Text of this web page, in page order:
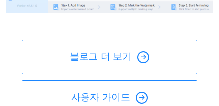
블로그 더 보기
사용자 가이드